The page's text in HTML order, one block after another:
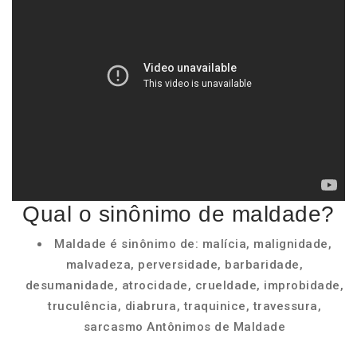
Qual o sinônimo de maldade?
Maldade é sinônimo de: malícia, malignidade,
malvadeza, perversidade, barbaridade,
desumanidade, atrocidade, crueldade, improbidade,
truculência, diabrura, traquinice, travessura,
sarcasmo Antônimos de Maldade